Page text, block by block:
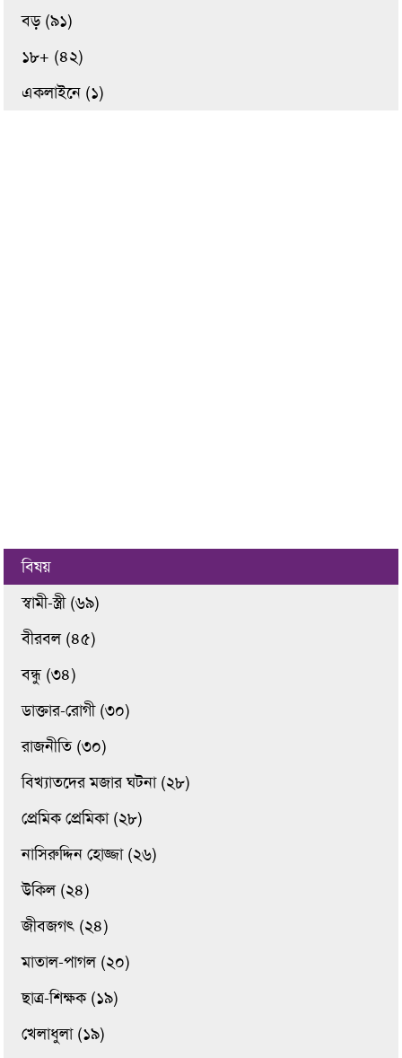
বড় (৯১)
১৮+ (৪২)
একলাইনে (১)
বিষয়
স্বামী-স্ত্রী (৬৯)
বীরবল (৪৫)
বন্ধু (৩৪)
ডাক্তার-রোগী (৩০)
রাজনীতি (৩০)
বিখ্যাতদের মজার ঘটনা (২৮)
প্রেমিক প্রেমিকা (২৮)
নাসিরুদ্দিন হোজ্জা (২৬)
উকিল (২৪)
জীবজগৎ (২৪)
মাতাল-পাগল (২০)
ছাত্র-শিক্ষক (১৯)
খেলাধুলা (১৯)